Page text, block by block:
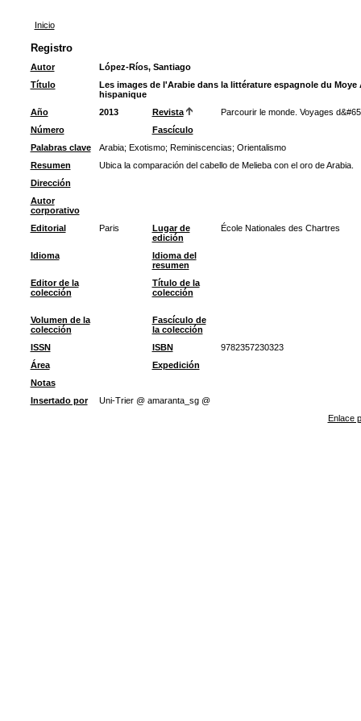
Inicio
Registro
Autor
López-Ríos, Santiago
Título
Les images de l'Arabie dans la littérature espagnole du
hispanique
Año
2013 Revista
Parcourir le monde. Voyages
Número
Fascículo
Palabras clave
Arabia; Exotismo; Reminiscencias; Orientalismo
Resumen
Ubica la comparación del cabello de Melieba con el oro de Arabia.
Dirección
Autor
corporativo
Editorial
Paris
Lugar de
edición
École Nationales des Chartres
Idioma
Idioma del
resumen
Editor de la
colección
Título de la
colección
Volumen de la
colección
Fascículo de
la colección
ISSN
ISBN
9782357230323
Área
Expedición
Notas
Insertado por
Uni-Trier @ amaranta_sg @
Enlace